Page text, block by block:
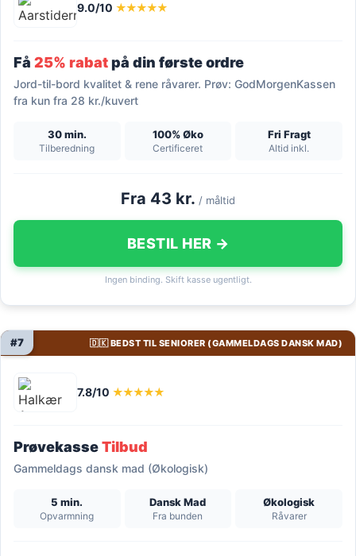
9.0/10 ★★★★★
Få 25% rabatpå din første ordre
Jord-til-bord kvalitet & rene råvarer. Prøv: GodMorgenKassen
fra kun fra 28 kr./kuvert
30 min.
Tilberedning
100% Øko
Certificeret
Fri Fragt
Altid inkl.
Fra 43 kr. / måltid
BESTIL HER →
Ingen binding. Skift kasse ugentligt.
🇩🇰 BEDST TIL SENIORER (GAMMELDAGS DANSK MAD)
#7
7.8/10 ★★★★★
PrøvekasseTilbud
Gammeldags dansk mad (Økologisk)
5 min.
Opvarmning
Dansk Mad
Fra bunden
Økologisk
Råvarer